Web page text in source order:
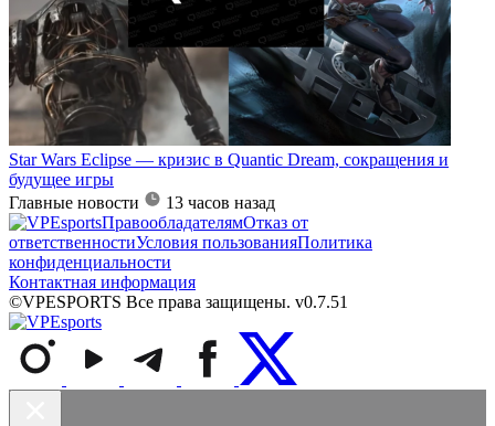
Star Wars Eclipse — кризис в Quantic Dream, сокращения и
будущее игры
Главные новости
13 часов назад
ПравообладателямОтказ от
ответственностиУсловия пользованияПолитика
конфиденциальности
Контактная информация
©VPESPORTS Все права защищены. v0.7.51